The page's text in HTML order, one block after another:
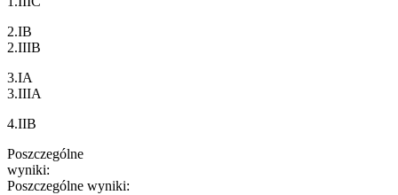
2.IIIB
3.IIIA
4.IIB
Poszczególne
wyniki:
Poszczególne wyniki: